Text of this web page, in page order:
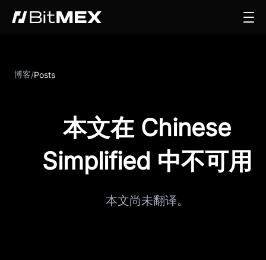
博客/Posts
本文在 Chinese
Simplified 中不可用
本文尚未翻译。